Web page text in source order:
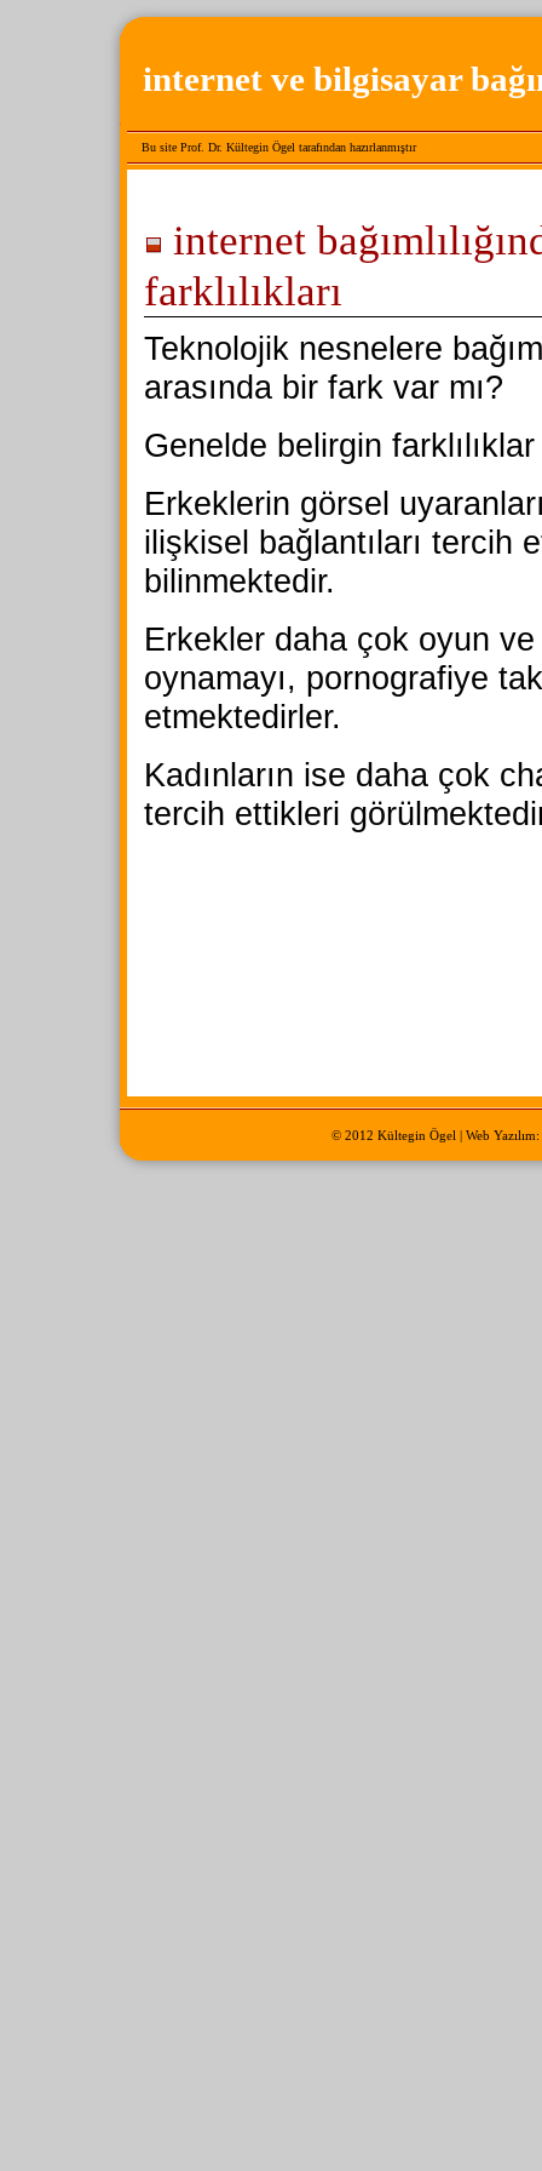
internet ve bilgisayar
Bu site Prof. Dr. Kültegin Ögel tarafından hazırlanmıştır
internet
farklılıkları
Teknolojik nesnelere
arasında bir fark var mı?
Genelde belirgin farklılıklar
Erkeklerin görsel
ilişkisel bağlantıları tercih
bilinmektedir.
Erkekler daha çok oyun
oynamayı, pornografiye
etmektedirler.
Kadınların ise daha çok
tercih ettikleri
© 2012 Kültegin Ögel | Web